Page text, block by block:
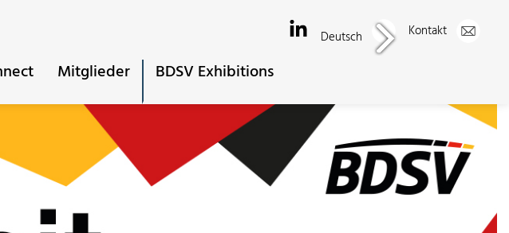
Mitglieder BDSV Exhibitions
Deutsch Kontakt